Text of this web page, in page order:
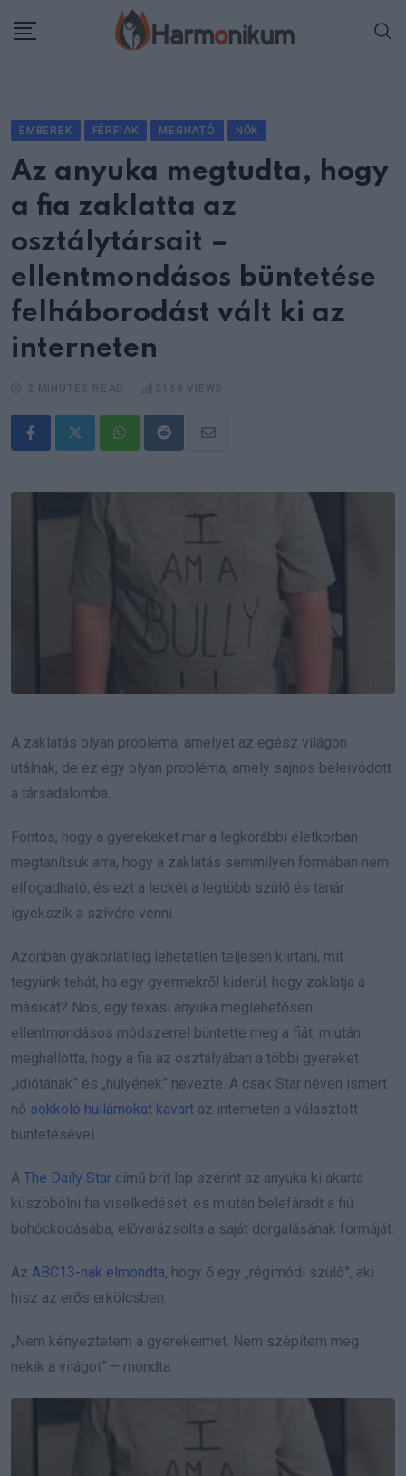
EMBEREK FÉRFIAK MEGHATÓ NŐK
Az anyuka megtudta, hogy
a fia zaklatta az
osztálytársait –
ellentmondásos büntetése
felháborodást vált ki az
interneten
WhatsappRedditShare
Email
A zaklatás olyan probléma, amelyet az egész világon
utálnak, de ez egy olyan probléma, amely sajnos beleivódott
a társadalomba.
Fontos, hogy a gyerekeket már a legkorábbi életkorban
megtanítsuk arra, hogy a zaklatás semmilyen formában nem
elfogadható, és ezt a leckét a legtöbb szülő és tanár
igyekszik a szívére venni.
Azonban gyakorlatilag lehetetlen teljesen kiirtani, mit
tegyünk tehát, ha egy gyermekről kiderül, hogy zaklatja a
másikat? Nos, egy texasi anyuka meglehetősen
ellentmondásos módszerrel büntette meg a fiát, miután
meghallotta, hogy a fia az osztályában a többi gyereket
„idiótának” és „hülyének” nevezte. A csak Star néven ismert
nő sokkoló hullámokat kavart az interneten a választott
büntetésével.
A The Daily Star című brit lap szerint az anyuka ki akarta
küszöbölni fia viselkedését, és miután belefáradt a fiú
bohóckodásába, elővarázsolta a saját dorgálásának formáját.
Az ABC13-nak elmondta, hogy ő egy „régimódi szülő”, aki
hisz az erős erkölcsben.
„Nem kényeztetem a gyerekeimet. Nem szépítem meg
nekik a világot” – mondta.